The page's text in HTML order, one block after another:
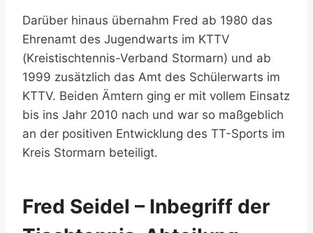
Darüber hinaus übernahm Fred ab 1980 das
Ehrenamt des Jugendwarts im KTTV
(Kreistischtennis-Verband Stormarn) und ab
1999 zusätzlich das Amt des Schülerwarts im
KTTV. Beiden Ämtern ging er mit vollem Einsatz
bis ins Jahr 2010 nach und war so maßgeblich
an der positiven Entwicklung des TT-Sports im
Kreis Stormarn beteiligt.
Fred Seidel – Inbegriff der